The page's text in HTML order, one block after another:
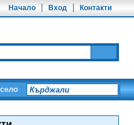
Начало Вход Контакти